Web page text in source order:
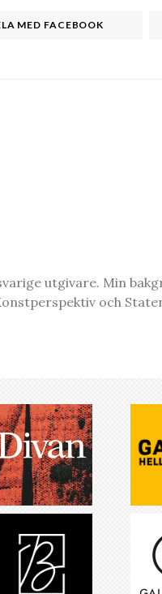
MED FACEBOOK
utgivare. Min
och